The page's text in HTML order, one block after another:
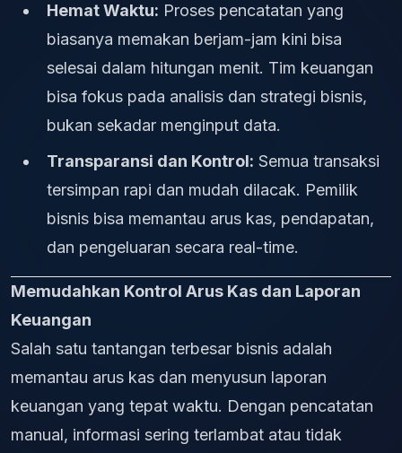
Hemat Waktu: Proses pencatatan yang
biasanya memakan berjam-jam kini bisa
selesai dalam hitungan menit. Tim keuangan
bisa fokus pada analisis dan strategi bisnis,
bukan sekadar menginput data.
Transparansi dan Kontrol: Semua transaksi
tersimpan rapi dan mudah dilacak. Pemilik
bisnis bisa memantau arus kas, pendapatan,
dan pengeluaran secara real-time.
Memudahkan Kontrol Arus Kas dan Laporan
Keuangan
Salah satu tantangan terbesar bisnis adalah
memantau arus kas dan menyusun laporan
keuangan yang tepat waktu. Dengan pencatatan
manual, informasi sering terlambat atau tidak